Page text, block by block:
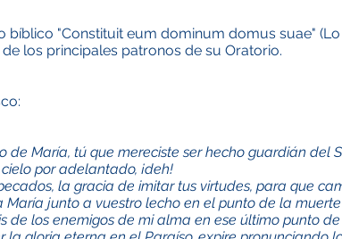
bíblico "Constituit eum dominum domus suae"
los principales patronos de su Oratorio.
de María, tú que mereciste ser hecho guardián del
por adelantado, ¡deh!
la gracia de imitar tus virtudes, para que
María junto a vuestro lecho en el punto de la
de los enemigos de mi alma en ese último punto